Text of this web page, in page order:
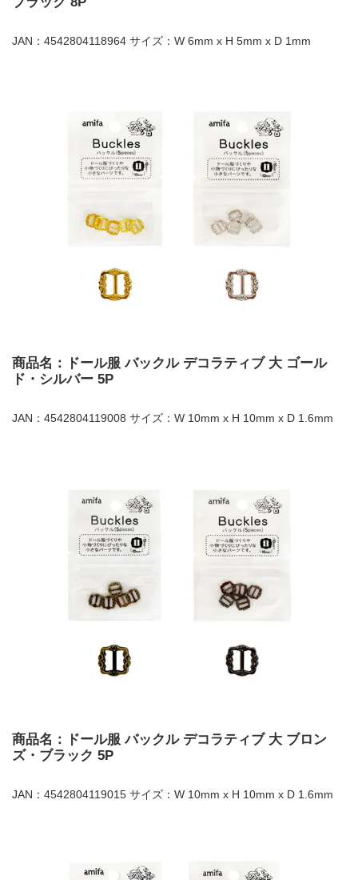
JAN：4542804118964 サイズ：W 6mm x H 5mm x D 1mm
商品名：ドール服 バックル デコラティブ 大 ゴール
ド・シルバー 5P
JAN：4542804119008 サイズ：W 10mm x H 10mm x D 1.6mm
商品名：ドール服 バックル デコラティブ 大 ブロン
ズ・ブラック 5P
JAN：4542804119015 サイズ：W 10mm x H 10mm x D 1.6mm